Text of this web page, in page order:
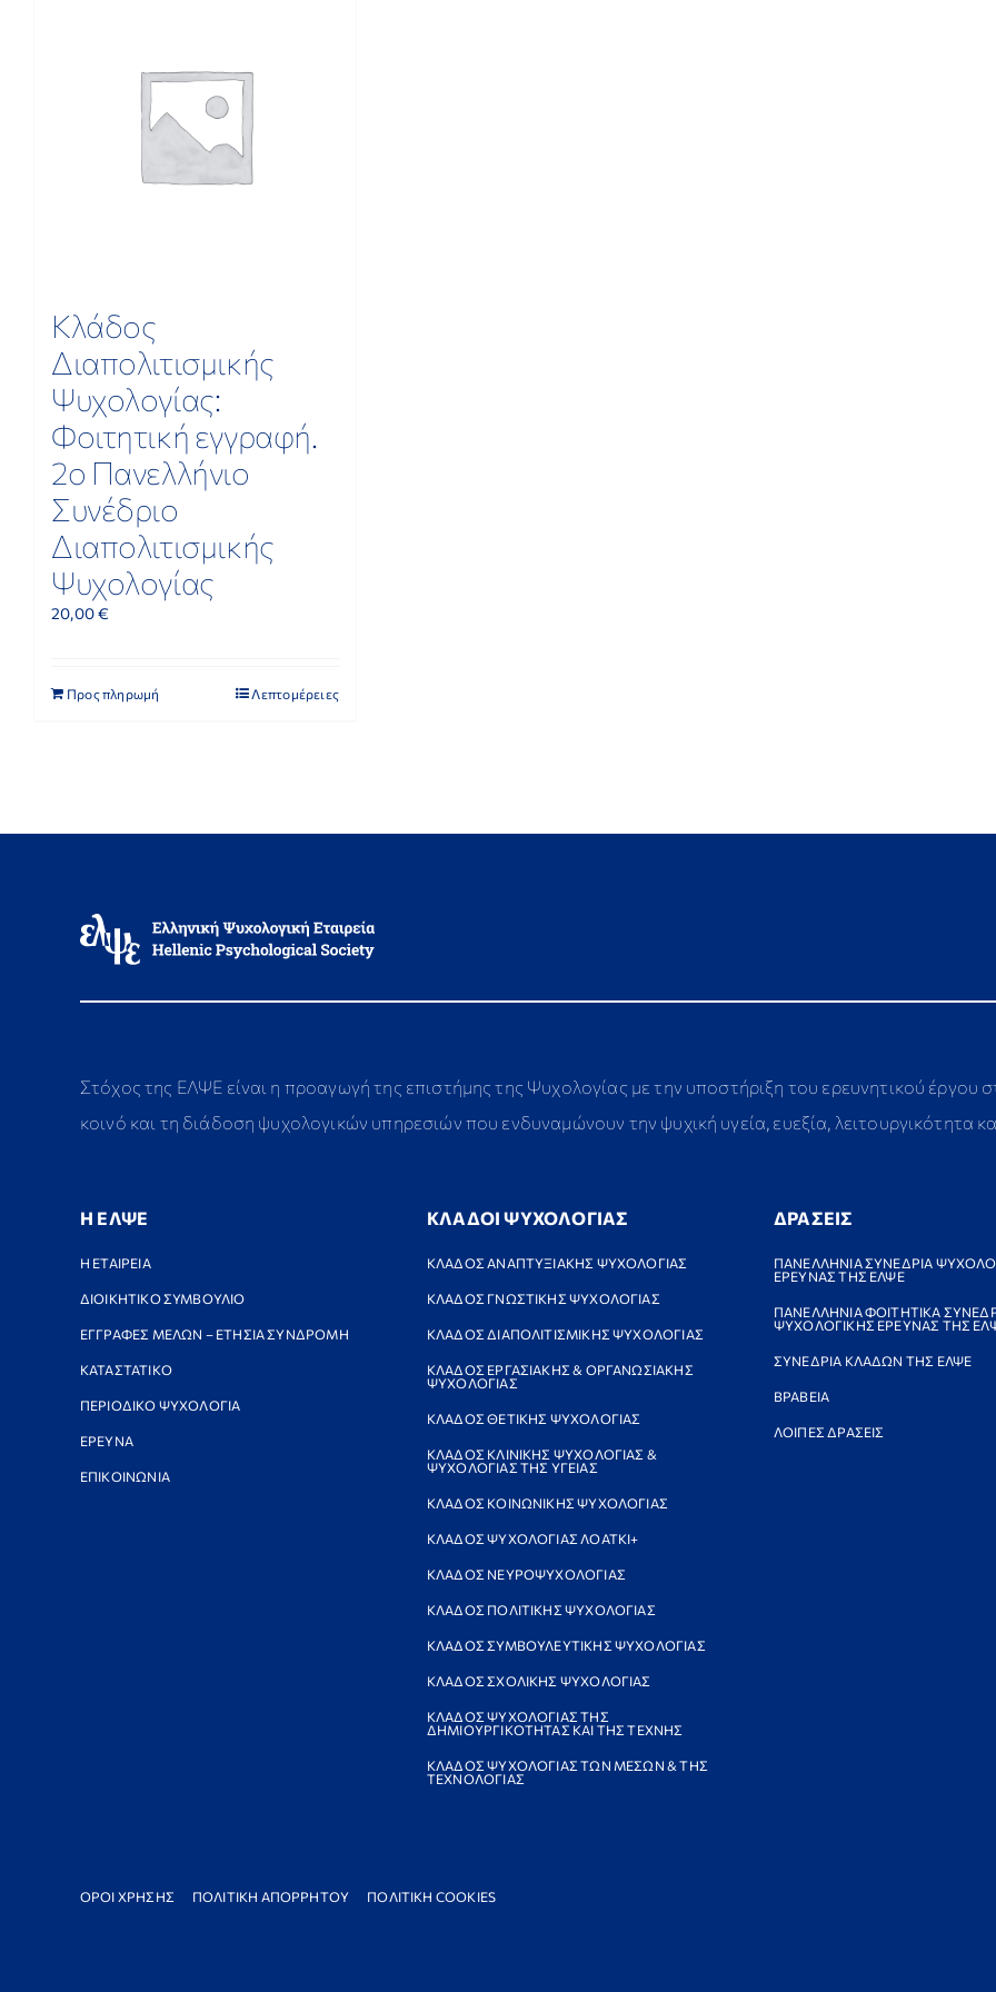
Κλάδος
Διαπολιτισμικής
Ψυχολογίας:
Φοιτητική εγγραφή.
2ο Πανελλήνιο
Συνέδριο
Διαπολιτισμικής
Ψυχολογίας
20,00€
Προς πληρωμή Λεπτομέρειες
Στόχος της ΕΛΨΕ είναι η προαγωγή της επιστήμης της Ψυχολογίας με την υποστήριξη του ερευνητικού έργου
κοινό και τη διάδοση ψυχολογικών υπηρεσιών που ενδυναμώνουν την ψυχική υγεία, ευεξία, λειτουργικότητα
Η ΕΛΨΕ
Η ΕΤΑΙΡΕΙΑ
ΔΙΟΙΚΗΤΙΚΟ ΣΥΜΒΟΥΛΙΟ
ΕΓΓΡΑΦΕΣ ΜΕΛΩΝ – ΕΤΗΣΙΑ ΣΥΝΔΡΟΜΗ
ΚΑΤΑΣΤΑΤΙΚΟ
ΠΕΡΙΟΔΙΚΟ ΨΥΧΟΛΟΓΙΑ
ΕΡΕΥΝΑ
ΕΠΙΚΟΙΝΩΝΙΑ
ΚΛΑΔΟΙ ΨΥΧΟΛΟΓΙΑΣ
ΚΛΑΔΟΣ ΑΝΑΠΤΥΞΙΑΚΗΣ ΨΥΧΟΛΟΓΙΑΣ
ΚΛΑΔΟΣ ΓΝΩΣΤΙΚΗΣ ΨΥΧΟΛΟΓΙΑΣ
ΚΛΑΔΟΣ ΔΙΑΠΟΛΙΤΙΣΜΙΚΗΣ ΨΥΧΟΛΟΓΙΑΣ
ΚΛΑΔΟΣ ΕΡΓΑΣΙΑΚΗΣ & ΟΡΓΑΝΩΣΙΑΚΗΣ
ΨΥΧΟΛΟΓΙΑΣ
ΚΛΑΔΟΣ ΘΕΤΙΚΗΣ ΨΥΧΟΛΟΓΙΑΣ
ΚΛΑΔΟΣ ΚΛΙΝΙΚΗΣ ΨΥΧΟΛΟΓΙΑΣ &
ΨΥΧΟΛΟΓΙΑΣ ΤΗΣ ΥΓΕΙΑΣ
ΚΛΑΔΟΣ ΚΟΙΝΩΝΙΚΗΣ ΨΥΧΟΛΟΓΙΑΣ
ΚΛΑΔΟΣ ΨΥΧΟΛΟΓΙΑΣ ΛΟΑΤΚΙ+
ΚΛΑΔΟΣ ΝΕΥΡΟΨΥΧΟΛΟΓΙΑΣ
ΚΛΑΔΟΣ ΠΟΛΙΤΙΚΗΣ ΨΥΧΟΛΟΓΙΑΣ
ΚΛΑΔΟΣ ΣΥΜΒΟΥΛΕΥΤΙΚΗΣ ΨΥΧΟΛΟΓΙΑΣ
ΚΛΑΔΟΣ ΣΧΟΛΙΚΗΣ ΨΥΧΟΛΟΓΙΑΣ
ΚΛΑΔΟΣ ΨΥΧΟΛΟΓΙΑΣ ΤΗΣ
ΔΗΜΙΟΥΡΓΙΚΟΤΗΤΑΣ ΚΑΙ ΤΗΣ ΤΕΧΝΗΣ
ΚΛΑΔΟΣ ΨΥΧΟΛΟΓΙΑΣ ΤΩΝ ΜΕΣΩΝ & ΤΗΣ
ΤΕΧΝΟΛΟΓΙΑΣ
ΔΡΑΣΕΙΣ
ΠΑΝΕΛΛΗΝΙΑ ΣΥΝΕΔΡΙΑ
ΕΡΕΥΝΑΣ ΤΗΣ ΕΛΨΕ
ΠΑΝΕΛΛΗΝΙΑ ΦΟΙΤΗΤΙΚΑ
ΨΥΧΟΛΟΓΙΚΗΣ ΕΡΕΥΝΑΣ ΤΗΣ
ΣΥΝΕΔΡΙΑ ΚΛΑΔΩΝ ΤΗΣ ΕΛΨΕ
ΒΡΑΒΕΙΑ
ΛΟΙΠΕΣ ΔΡΑΣΕΙΣ
ΟΡΟΙ ΧΡΗΣΗΣ ΠΟΛΙΤΙΚΗ ΑΠΟΡΡΗΤΟΥ ΠΟΛΙΤΙΚΗ COOKIES